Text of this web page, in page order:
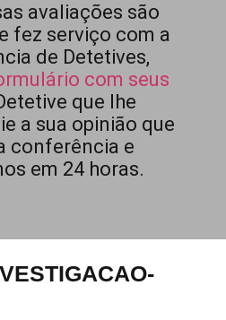
avaliações são
fez serviço com a
de Detetives,
com seus
que lhe
a sua opinião que
conferência e
em 24 horas.